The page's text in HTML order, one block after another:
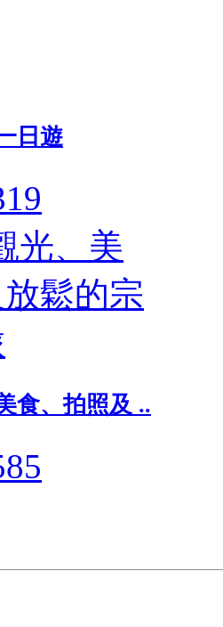
日遊
食、拍照及 ..